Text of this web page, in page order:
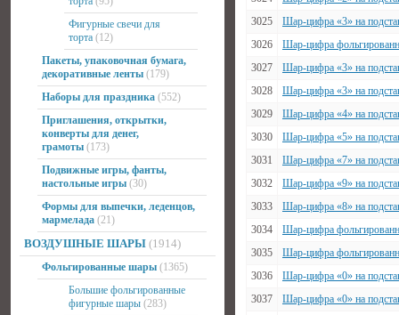
Фигурные свечи для
торта (12)
Пакеты, упаковочная бумага,
декоративные ленты (179)
Наборы для праздника (552)
Приглашения, открытки,
конверты для денег,
грамоты (173)
Подвижные игры, фанты,
настольные игры (30)
Формы для выпечки, леденцов,
мармелада (21)
ВОЗДУШНЫЕ ШАРЫ (1914)
Фольгированные шары (1365)
Большие фольгированные
фигурные шары (283)
3025
Шар-цифра «3» на
3026
Шар-цифра
3027
Шар-цифра «3» на
3028
Шар-цифра «3» на
3029
Шар-цифра «4» на
3030
Шар-цифра «5» на
3031
Шар-цифра «7» на
3032
Шар-цифра «9» на
3033
Шар-цифра «8» на
3034
Шар-цифра
3035
Шар-цифра
3036
Шар-цифра «0» на
3037
Шар-цифра «0» на